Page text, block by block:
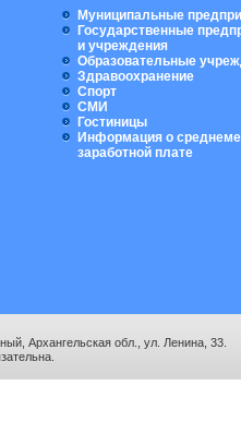
Муниципальные
Государственные
и учреждения
Образовательные
Здравоохранение
Спорт
СМИ
Гостиницы
Информация о
заработной плате
Архангельская обл., ул. Ленина, 33.